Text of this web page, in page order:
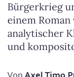
Bürgerkrieg
einem
analytischer
und